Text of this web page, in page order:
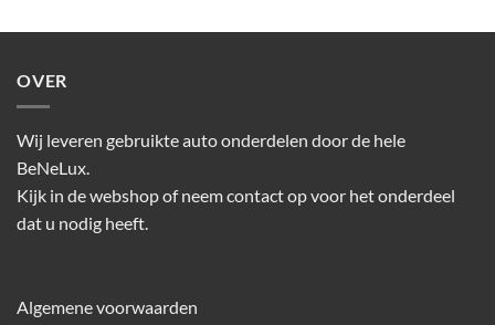
OVER
Wij leveren gebruikte auto onderdelen door de hele
BeNeLux.
Kijk in de webshop of neem contact op voor het onderdeel
dat u nodig heeft.
Algemene voorwaarden